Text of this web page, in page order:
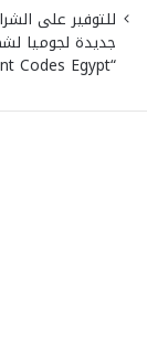
للتوفير على
جديدة لجوميا
“Discount Codes Egypt”